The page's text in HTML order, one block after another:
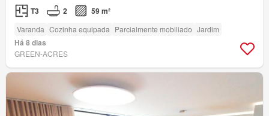
T3 2 59 m²
Varanda Cozinha equipada Parcialmente mobiliado Jardim
Há 8 dias
GREEN-ACRES